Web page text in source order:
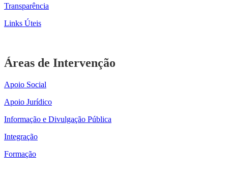
Transparência
Links Úteis
Áreas de Intervenção
Apoio Social
Apoio Jurídico
Informação e Divulgação Pública
Integração
Formação